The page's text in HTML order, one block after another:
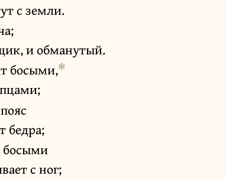
с земли.
и обманутый.
босыми,✻
бедра;
босыми
с ног;